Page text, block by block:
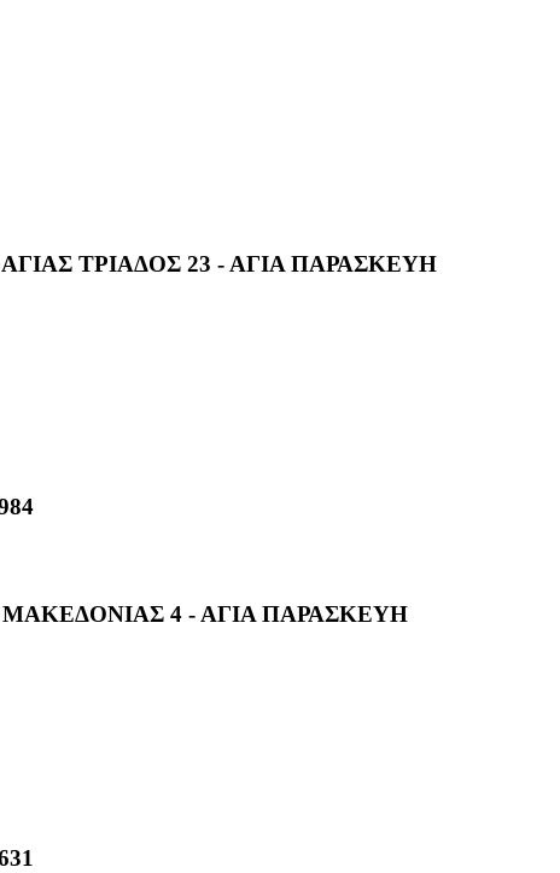
ΑΓΙΑΣ ΤΡΙΑΔΟΣ 23 - ΑΓΙΑ ΠΑΡΑΣΚΕΥΗ
ΜΑΚΕΔΟΝΙΑΣ 4 - ΑΓΙΑ ΠΑΡΑΣΚΕΥΗ